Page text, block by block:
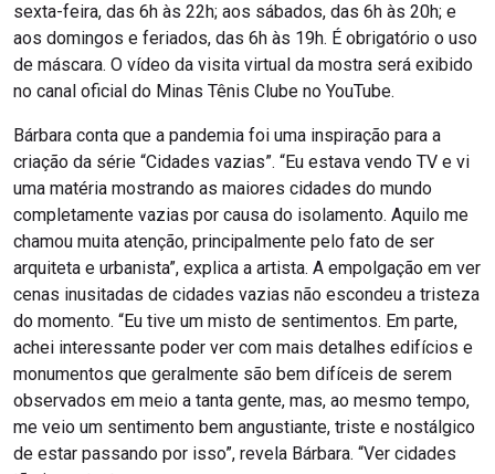
sexta-feira, das 6h às 22h; aos sábados, das 6h às 20h; e
aos domingos e feriados, das 6h às 19h. É obrigatório o uso
de máscara. O vídeo da visita virtual da mostra será exibido
no canal oficial do Minas Tênis Clube no YouTube.
Bárbara conta que a pandemia foi uma inspiração para a
criação da série “Cidades vazias”. “Eu estava vendo TV e vi
uma matéria mostrando as maiores cidades do mundo
completamente vazias por causa do isolamento. Aquilo me
chamou muita atenção, principalmente pelo fato de ser
arquiteta e urbanista”, explica a artista. A empolgação em ver
cenas inusitadas de cidades vazias não escondeu a tristeza
do momento. “Eu tive um misto de sentimentos. Em parte,
achei interessante poder ver com mais detalhes edifícios e
monumentos que geralmente são bem difíceis de serem
observados em meio a tanta gente, mas, ao mesmo tempo,
me veio um sentimento bem angustiante, triste e nostálgico
de estar passando por isso”, revela Bárbara. “Ver cidades